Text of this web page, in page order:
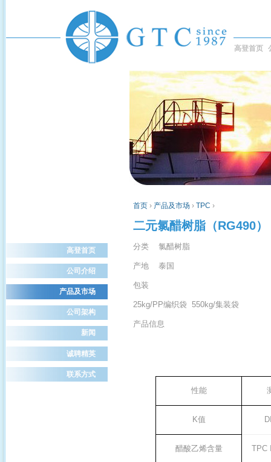
高登首页
首页 › 产品及市场 › TPC ›
二元氯醋树脂（RG490）
分类 氯醋树脂
产地 泰国
包装
25kg/PP编织袋 550kg/集装袋
产品信息
性能
K值
醋酸乙烯含量 TPC
高登首页
公司介绍
产品及市场
公司架构
新闻
诚聘精英
联系方式